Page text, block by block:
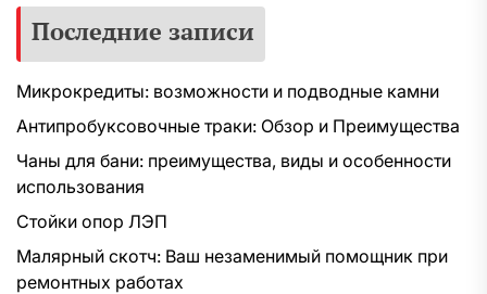
Последние записи
Микрокредиты: возможности и подводные камни
Антипробуксовочные траки: Обзор и Преимущества
Чаны для бани: преимущества, виды и особенности
использования
Стойки опор ЛЭП
Малярный скотч: Ваш незаменимый помощник при
ремонтных работах